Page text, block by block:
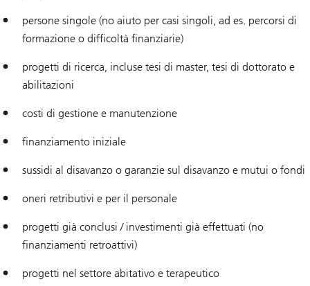
persone singole (no aiuto per casi singoli, ad es. percorsi di
formazione o difficoltà finanziarie)
progetti di ricerca, incluse tesi di master, tesi di dottorato e
abilitazioni
costi di gestione e manutenzione
finanziamento iniziale
sussidi al disavanzo o garanzie sul disavanzo e mutui o fondi
oneri retributivi e per il personale
progetti già conclusi / investimenti già effettuati (no
finanziamenti retroattivi)
progetti nel settore abitativo e terapeutico